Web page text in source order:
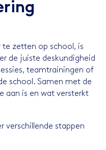
zetten op school, is
de juiste deskundigheid
teamtrainingen of
school. Samen met de
aan is en wat versterkt
verschillende stappen